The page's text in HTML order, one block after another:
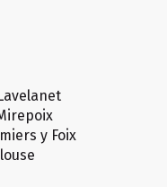
DE APERTURA
y Foix